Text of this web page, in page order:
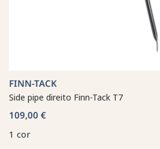
FINN-TACK
Side pipe direito Finn-Tack T7
109,00 €
1 cor